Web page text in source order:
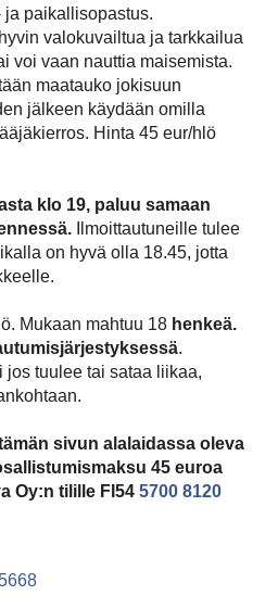
ja paikallisopastus.
valokuvailtua ja tarkkailua
voi vaan nauttia maisemista.
maatauko jokisuun
jälkeen käydään omilla
Hinta 45 eur/hlö
klo 19, paluu samaan
Ilmoittautuneille tulee
on hyvä olla 18.45, jotta
Mukaan mahtuu 18 henkeä.
.
jos tuulee tai sataa liikaa,
sivun alalaidassa oleva
45 euroa
Oy:n tilille FI54 5700 8120